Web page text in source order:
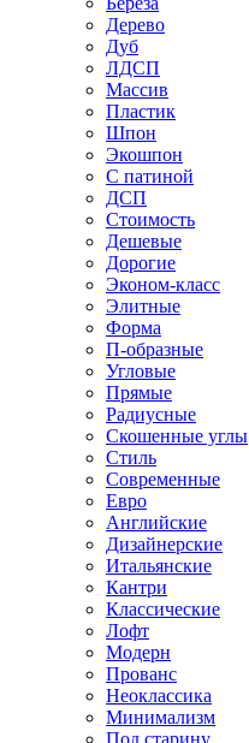
Дерево
Дуб
ЛДСП
Массив
Пластик
Шпон
Экошпон
С патиной
ДСП
Стоимость
Дешевые
Дорогие
Эконом-класс
Элитные
Форма
П-образные
Угловые
Прямые
Радиусные
Скошенные углы
Стиль
Современные
Евро
Английские
Дизайнерские
Итальянские
Кантри
Классические
Лофт
Модерн
Прованс
Неоклассика
Минимализм
Под старину